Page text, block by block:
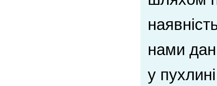
нами
у